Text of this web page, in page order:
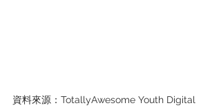
資料來源：TotallyAwesome Youth Digital